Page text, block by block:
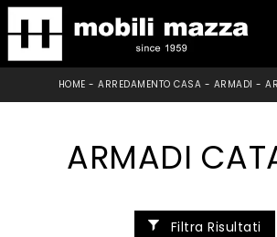
HOME -ARREDAMENTO CASA - ARMADI -
ARMADI
Filtra Risultati